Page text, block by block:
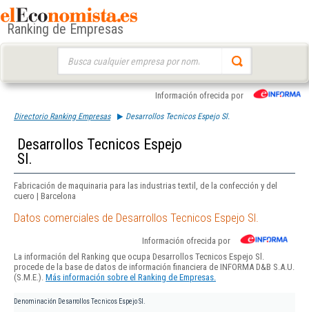
Ranking de Empresas
Información ofrecida por
Directorio Ranking Empresas Desarrollos Tecnicos Espejo Sl.
Desarrollos Tecnicos Espejo
Sl.
Fabricación de maquinaria para las industrias textil, de la confección y del
cuero | Barcelona
Datos comerciales de Desarrollos Tecnicos Espejo Sl.
Información ofrecida por
La información del Ranking que ocupa Desarrollos Tecnicos Espejo Sl.
procede de la base de datos de información financiera de INFORMA D&B S.A.U.
(S.M.E.). Más información sobre el Ranking de Empresas.
Denominación Desarrollos Tecnicos Espejo Sl.